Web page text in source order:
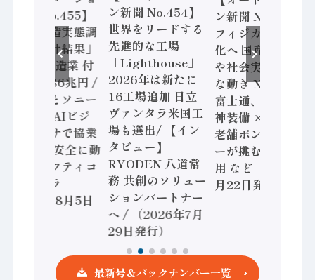
ン新聞 No.455】
「経済構造実態調
査二次集計結果」
2024年製造業 付
加価値額86兆円 /
三菱電機とソニー
セミコン AIビジ
ョンセンサで協業
/ IDEC、安全に動
かすセーフティコ
ントローラ
（2026年8月5日
ン新聞 No.454】
世界をリードする
先進的な工場
「Lighthouse」
2026年は新たに
16工場追加 日立
ヴァンタラ米国工
場も選出/ 【イン
タビュー】
RYODEN 八道常
務 共創のソリュー
ションパートナー
へ / （2026年7月
29日発行）
ン新聞 No.453】
フィジカルAI本格
化へ 国産AI開発
や社会実装に活発
な動き Noetra、
富士通、日立 / 兵
神装備 × HMS、
老舗ポンプメーカ
ーが挑むデータ活
用 など（2026年7
月22日発行）
最新号＆バックナンバー一覧